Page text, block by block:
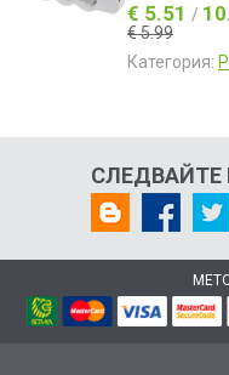
€ 5.51 /
€ 5.99
Категория:
СЛЕДВАЙТЕ